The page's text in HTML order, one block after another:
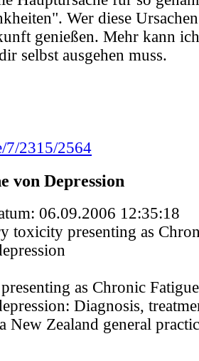
Wer diese
genießen. Mehr kann
selbst ausgehen muss.
7/2315/2564
von Depression
06.09.2006 12:35:18
toxicity presenting as
as Chronic
Diagnosis,
New Zealand general